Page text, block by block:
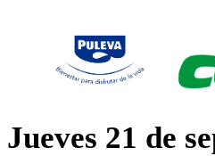
Jueves 21 de